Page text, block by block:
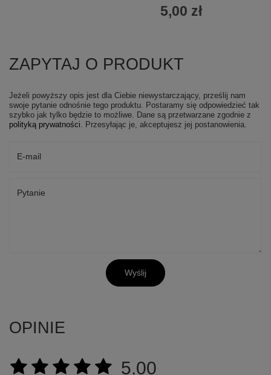
5,00 zł
ZAPYTAJ O PRODUKT
Jeżeli powyższy opis jest dla Ciebie niewystarczający, prześlij nam
swoje pytanie odnośnie tego produktu. Postaramy się odpowiedzieć tak
szybko jak tylko będzie to możliwe. Dane są przetwarzane zgodnie z
polityką prywatności . Przesyłając je, akceptujesz jej postanowienia.
E-mail
Pytanie
Wyślij
OPINIE
5.00